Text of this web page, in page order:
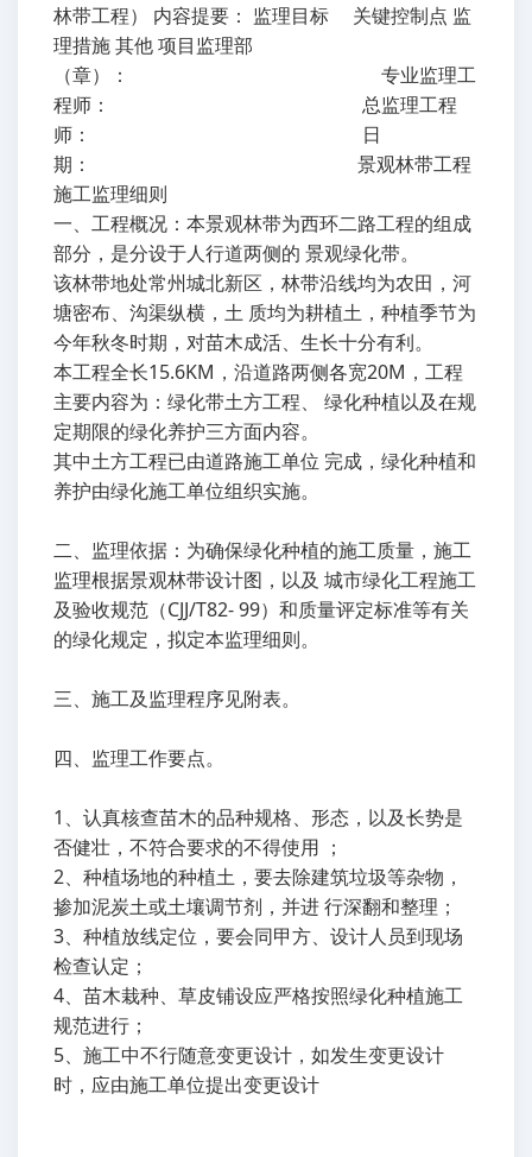
林带工程） 内容提要： 监理目标 关键控制点 监
理措施 其他 项目监理部
（章）： 专业监理工
程师： 总监理工程
师： 日
期： 景观林带工程
施工监理细则
一、工程概况：本景观林带为西环二路工程的组成
部分，是分设于人行道两侧的 景观绿化带。
该林带地处常州城北新区，林带沿线均为农田，河
塘密布、沟渠纵横，土 质均为耕植土，种植季节为
今年秋冬时期，对苗木成活、生长十分有利。
本工程全长15.6KM，沿道路两侧各宽20M，工程
主要内容为：绿化带土方工程、 绿化种植以及在规
定期限的绿化养护三方面内容。
其中土方工程已由道路施工单位 完成，绿化种植和
养护由绿化施工单位组织实施。
二、监理依据：为确保绿化种植的施工质量，施工
监理根据景观林带设计图，以及 城市绿化工程施工
及验收规范（CJJ/T82- 99）和质量评定标准等有关
的绿化规定，拟定本监理细则。
三、施工及监理程序见附表。
四、监理工作要点。
1、认真核查苗木的品种规格、形态，以及长势是
否健壮，不符合要求的不得使用 ；
2、种植场地的种植土，要去除建筑垃圾等杂物，
掺加泥炭土或土壤调节剂，并进 行深翻和整理；
3、种植放线定位，要会同甲方、设计人员到现场
检查认定；
4、苗木栽种、草皮铺设应严格按照绿化种植施工
规范进行；
5、施工中不行随意变更设计，如发生变更设计
时，应由施工单位提出变更设计